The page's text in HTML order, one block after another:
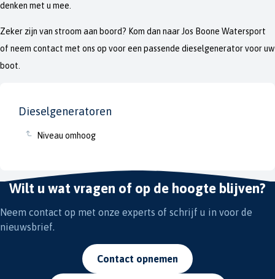
Dieselgeneratoren
Niveau omhoog
denken met u mee.
Zeker zijn van stroom aan boord? Kom dan naar Jos Boone Watersport
of neem contact met ons op voor een passende dieselgenerator voor uw
boot.
Wilt u wat vragen of op de hoogte blijven?
Neem contact op met onze experts of schrijf u in voor de
nieuwsbrief.
Contact opnemen